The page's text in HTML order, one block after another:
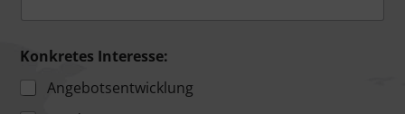
Konkretes Interesse:
Angebotsentwicklung